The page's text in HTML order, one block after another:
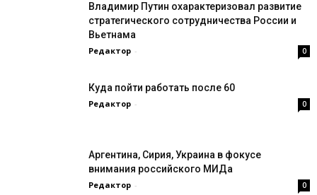
Владимир Путин охарактеризовал развитие
стратегического сотрудничества России и
Вьетнама
Редактор - 0
Куда пойти работать после 60
Редактор - 0
Аргентина, Сирия, Украина в фокусе
внимания российского МИДа
Редактор - 0